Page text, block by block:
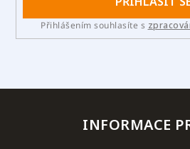
Přihlášením souhlasíte s
INFORMACE